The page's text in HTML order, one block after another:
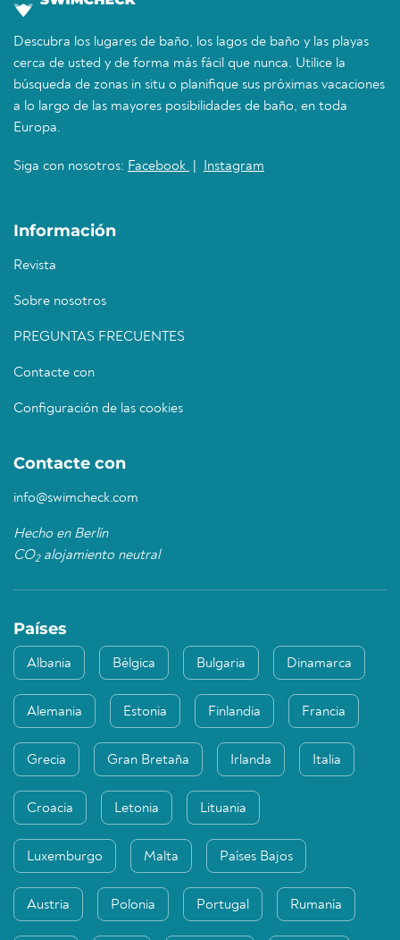
Descubra los lugares de baño, los lagos de baño y las playas
cerca de usted y de forma más fácil que nunca. Utilice la
búsqueda de zonas in situ o planifique sus próximas vacaciones
a lo largo de las mayores posibilidades de baño, en toda
Europa.
Siga con nosotros: Facebook Instagram
Información
Revista
Sobre nosotros
PREGUNTAS FRECUENTES
Contacte con
Configuración de las cookies
Contacte con
info@swimcheck.com
Hecho en Berlín
CO2alojamiento neutral
Países
Albania Bélgica Bulgaria Dinamarca
Alemania Estonia Finlandia Francia
Grecia Gran Bretaña Irlanda Italia
Croacia Letonia Lituania
Luxemburgo Malta Países Bajos
Austria Polonia Portugal Rumanía